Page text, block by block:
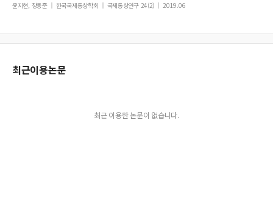
사용성 테스팅 접근방법을 이용한 모바일 앱 평가
LPC 스펙트럼을 이용한 발성 판별에 관한 연구
풍수의 양기가 가상과 가운의 정체성에 미치는 영향 연구
윤지현, 장용준 한국국제통상학회 국제통상연구 24(2) 2019.06
최근이용논문
최근 이용한 논문이 없습니다.